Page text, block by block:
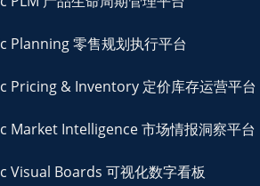
Planning 零售规划执行平台
Pricing & Inventory 定价库存运营平台
Market Intelligence 市场情报洞察平台
Visual Boards 可视化数字看板